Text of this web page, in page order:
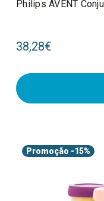
Philips AVENT
38,28€
Promoção -15%